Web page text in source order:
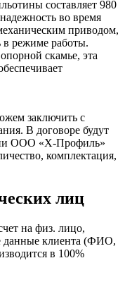
составляет 980
во время
приводом,
в режиме работы.
скамье, эта
заключить с
В договоре будут
ООО «Х-Профиль»
комплектация,
лиц
на физ. лицо,
данные клиента (ФИО,
в 100%